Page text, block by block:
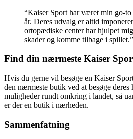
“Kaiser Sport har været min go-
år. Deres udvalg er altid
ortopædiske center har hjulpet
skader og komme tilbage i
Find din nærmeste Kaiser
Hvis du gerne vil besøge en Kaiser
den nærmeste butik ved at besøge deres
muligheder rundt omkring i landet, så
er der en butik i nærheden.
Sammenfatning